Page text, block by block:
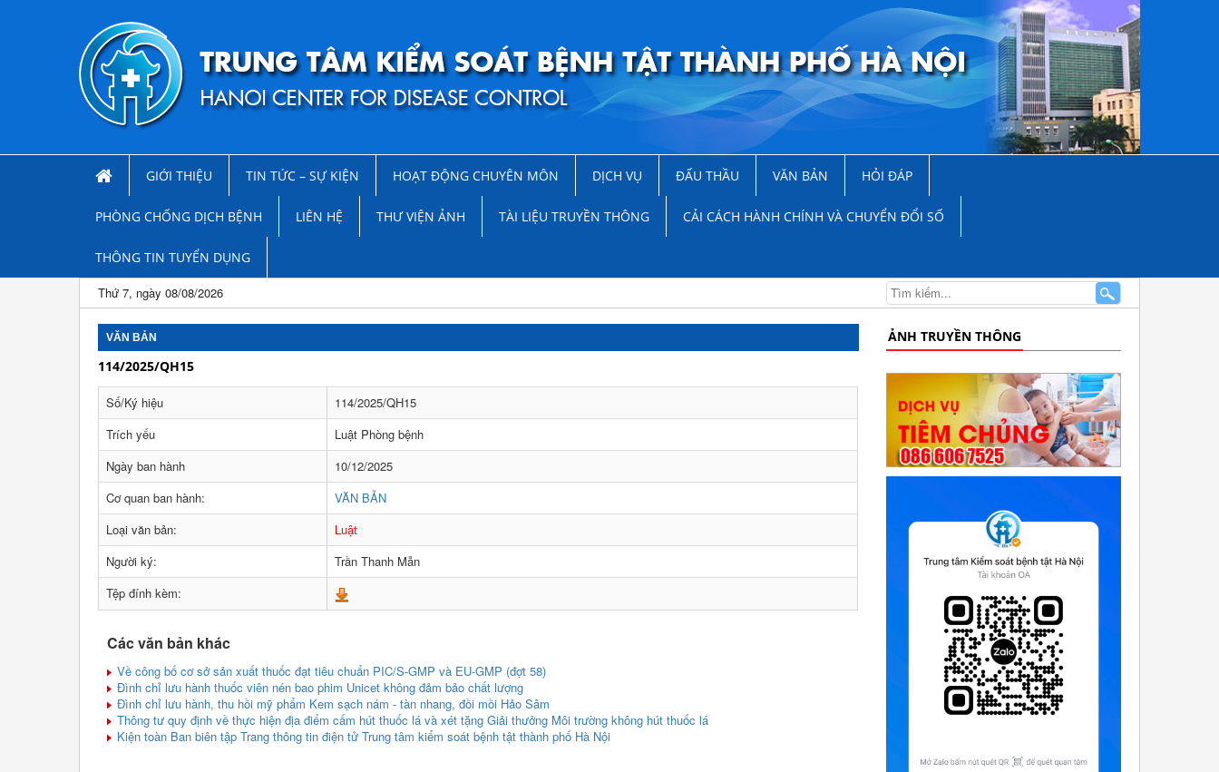
GIỚI THIỆU TIN TỨC – SỰ KIỆN HOẠT ĐỘNG CHUYÊN MÔN DỊCH VỤ ĐẤU THẦU VĂN BẢN HỎI ĐÁP
PHÒNG CHỐNG DỊCH BỆNH LIÊN HỆ THƯ VIỆN ẢNH TÀI LIỆU TRUYỀN THÔNG CẢI CÁCH HÀNH CHÍNH VÀ CHUYỂN ĐỔI SỐ
THÔNG TIN TUYỂN DỤNG
Thứ 7, ngày 08/08/2026
VĂN BẢN
114/2025/QH15
Số/Ký hiệu
114/2025/QH15
Trích yếu
Luật Phòng bệnh
Ngày ban hành
10/12/2025
Cơ quan ban hành:
VĂN BẢN
Loại văn bản:
Luật
Người ký:
Trần Thanh Mẫn
Tệp đính kèm:
Các văn bản khác
Về công bố cơ sở sản xuất thuốc đạt tiêu chuẩn PIC/S-GMP và EU-GMP (đợt 58)
Đình chỉ lưu hành thuốc viên nén bao phim Unicet không đảm bảo chất lượng
Đình chỉ lưu hành, thu hồi mỹ phẩm Kem sạch nám - tàn nhang, đồi mồi Hảo Sâm
Thông tư quy định về thực hiện địa điểm cấm hút thuốc lá và xét tặng Giải thưởng Môi trường không hút thuốc lá
Kiện toàn Ban biên tập Trang thông tin điện tử Trung tâm kiểm soát bệnh tật thành phố Hà Nội
ẢNH TRUYỀN THÔNG